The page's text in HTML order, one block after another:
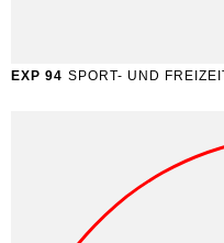
EXP 94 SPORT- UND